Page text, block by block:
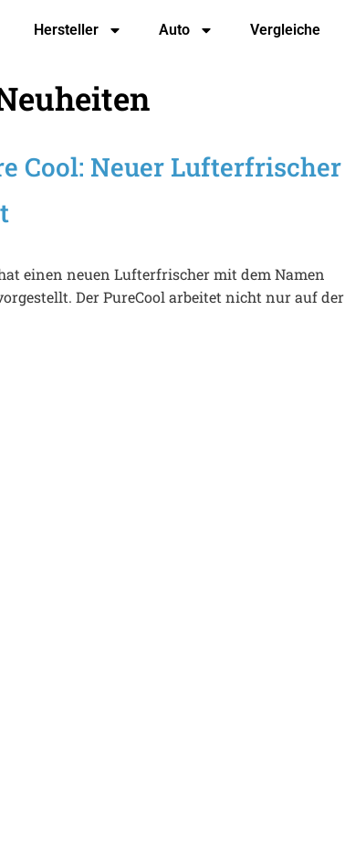
Hersteller Auto Vergleiche
Cool: Neuer Lufterfrischer
einen neuen Lufterfrischer mit dem Namen
Der PureCool arbeitet nicht nur auf der